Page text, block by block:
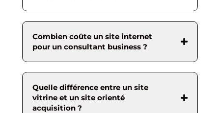
Combien coûte un site internet
pour un consultant business ?
Quelle différence entre un site
vitrine et un site orienté
acquisition ?